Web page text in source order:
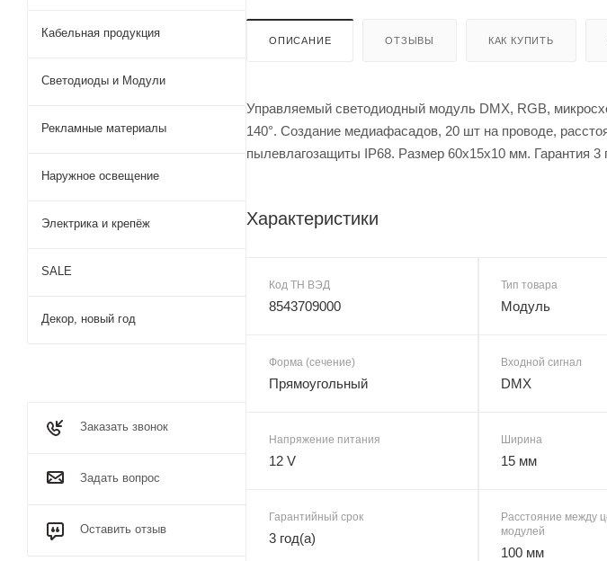
ОПИСАНИЕ ОТЗЫВЫ КАК КУПИТЬ
Управляемый светодиодный модуль DMX, RGB,
140°. Создание медиафасадов, 20 шт на проводе,
пылевлагозащиты IP68. Размер 60x15х10 мм. Гарантия 3
Характеристики
Код ТН ВЭД
8543709000
Тип товара
Модуль
Форма (сечение)
Прямоугольный
Входной сигнал
DMX
Напряжение питания
12 V
Ширина
15 мм
Гарантийный срок
3 год(а)
Расстояние между
модулей
100 мм
Кабельная продукция
Светодиоды и Модули
Рекламные материалы
Наружное освещение
Электрика и крепёж
SALE
Декор, новый год
Заказать звонок
Задать вопрос
Оставить отзыв